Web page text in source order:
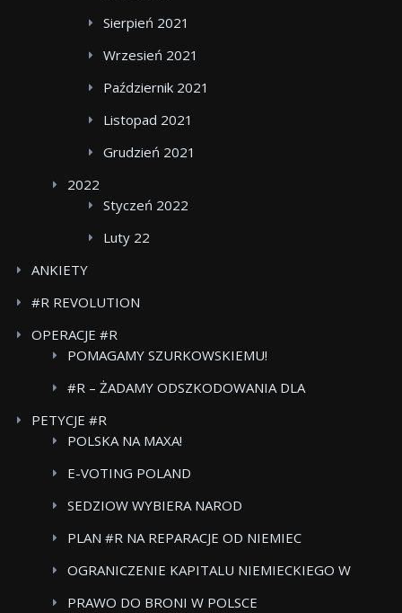
Sierpień 2021
Wrzesień 2021
Październik 2021
Listopad 2021
Grudzień 2021
2022
Styczeń 2022
Luty 22
ANKIETY
#R REVOLUTION
OPERACJE #R
POMAGAMY SZURKOWSKIEMU!
#R – ŻADAMY ODSZKODOWANIA DLA
CARE
PETYCJE #R
POLSKA NA MAXA!
E-VOTING POLAND
SEDZIOW WYBIERA NAROD
PLAN #R NA REPARACJE OD NIEMIEC
OGRANICZENIE KAPITALU NIEMIECKIEGO W
PRAWO DO BRONI W POLSCE